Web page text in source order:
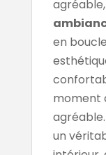
en
moment
un